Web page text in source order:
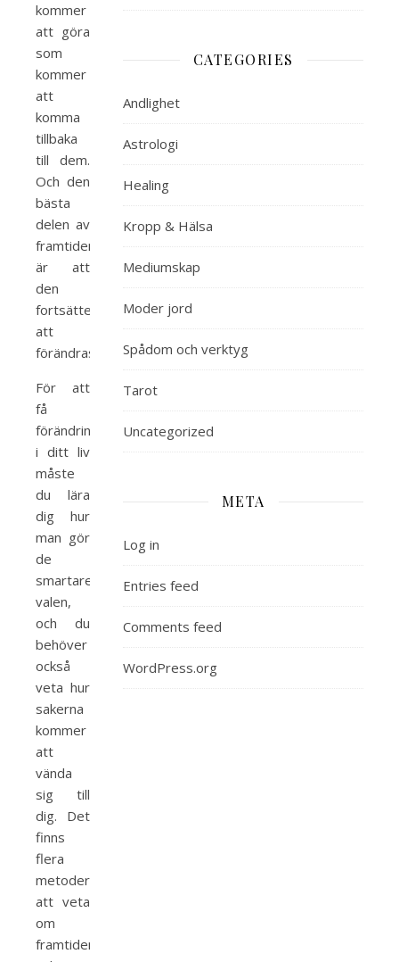
kommer
att göra
som
kommer
att
komma
tillbaka
till dem.
Och den
bästa
delen av
framtiden
är att
den
fortsätter
att
förändras.
För att
få
förändring
i ditt liv
måste
du lära
dig hur
man gör
de
smartare
valen,
och du
behöver
också
veta hur
sakerna
kommer
att
vända
sig till
dig. Det
finns
flera
metoder
att veta
om
framtiden
CATEGORIES
Andlighet
Astrologi
Healing
Kropp & Hälsa
Mediumskap
Moder jord
Spådom och verktyg
Tarot
Uncategorized
META
Log in
Entries feed
Comments feed
WordPress.org